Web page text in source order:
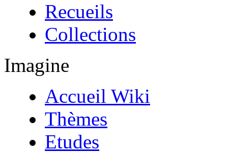
Recueils
Collections
Imagine
Accueil Wiki
Thèmes
Etudes